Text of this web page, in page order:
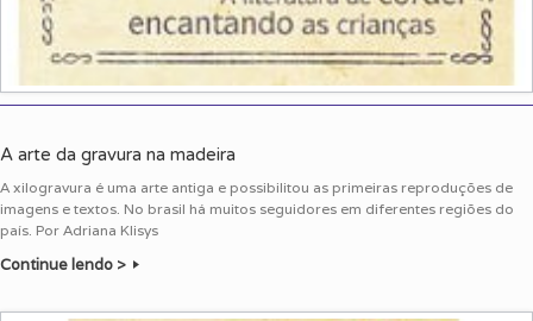
A arte da gravura na madeira
A xilogravura é uma arte antiga e possibilitou as primeiras reproduções de
imagens e textos. No brasil há muitos seguidores em diferentes regiões do
país. Por Adriana Klisys
Continue lendo >